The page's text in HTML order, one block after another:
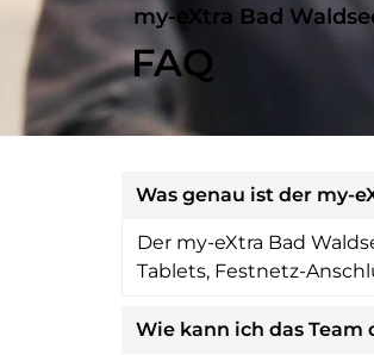
my-eXtra Bad
FAQ
Was genau ist der my-
Der my-eXtra Bad
Tablets, Festnetz-
Wie kann ich das Team